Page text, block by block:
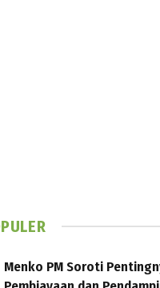
Menko PM Soroti